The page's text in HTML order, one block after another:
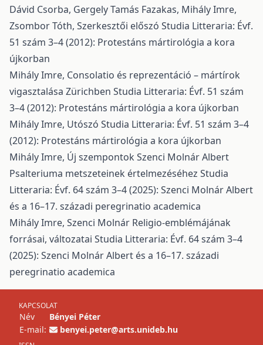
Dávid Csorba, Gergely Tamás Fazakas, Mihály Imre,
Zsombor Tóth, Szerkesztői előszó Studia Litteraria: Évf.
51 szám 3–4 (2012): Protestáns mártirológia a kora
újkorban
Mihály Imre, Consolatio és reprezentáció – mártírok
vigasztalása Zürichben Studia Litteraria: Évf. 51 szám
3–4 (2012): Protestáns mártirológia a kora újkorban
Mihály Imre, Utószó Studia Litteraria: Évf. 51 szám 3–4
(2012): Protestáns mártirológia a kora újkorban
Mihály Imre, Új szempontok Szenci Molnár Albert
Psalteriuma metszeteinek értelmezéséhez Studia
Litteraria: Évf. 64 szám 3–4 (2025): Szenci Molnár Albert
és a 16–17. századi peregrinatio academica
Mihály Imre, Szenci Molnár Religio-emblémájának
forrásai, változatai Studia Litteraria: Évf. 64 szám 3–4
(2025): Szenci Molnár Albert és a 16–17. századi
peregrinatio academica
KAPCSOLAT
Név
Bényei Péter
E-mail:
benyei.peter@arts.unideb.hu